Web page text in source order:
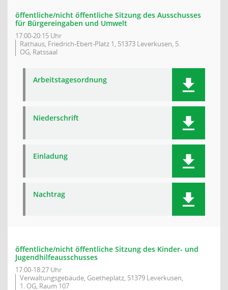
öffentliche/nicht öffentliche Sitzung des Ausschusses
für Bürgereingaben und Umwelt
17:00-20:15 Uhr
Rathaus, Friedrich-Ebert-Platz 1, 51373 Leverkusen, 5.
OG, Ratssaal
Arbeitstagesordnung
Niederschrift
Einladung
Nachtrag
öffentliche/nicht öffentliche Sitzung des Kinder- und
Jugendhilfeausschusses
17:00-18:27 Uhr
Verwaltungsgebäude, Goetheplatz, 51379 Leverkusen,
1. OG, Raum 107